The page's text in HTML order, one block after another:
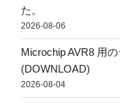
た。
2026-08-06
Microchip AVR8 用
(DOWNLOAD)
2026-08-04